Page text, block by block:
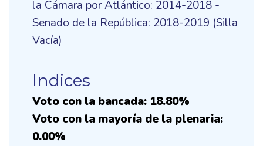
la Cámara por Atlántico: 2014-2018 -
Senado de la República: 2018-2019 (Silla
Vacía)
Indices
Voto con la bancada: 18.80%
Voto con la mayoría de la plenaria:
0.00%